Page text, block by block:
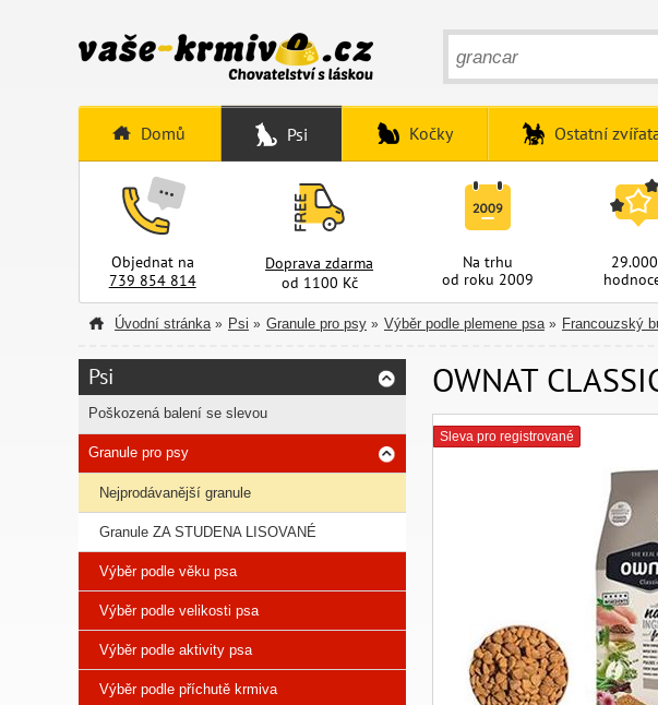
Domů Psi Kočky Ostatní
Objednat na
739 854 814
Doprava zdarma
od 1100 Kč
Na trhu
od roku 2009
Úvodní stránka » Psi » Granule pro psy » Výběr podle plemene psa » Francouzský
OWNAT
Sleva pro registrované
Psi
Poškozená balení se slevou
Granule pro psy
Nejprodávanější granule
Granule ZA STUDENA LISOVANÉ
Výběr podle věku psa
Výběr podle velikosti psa
Výběr podle aktivity psa
Výběr podle příchutě krmiva